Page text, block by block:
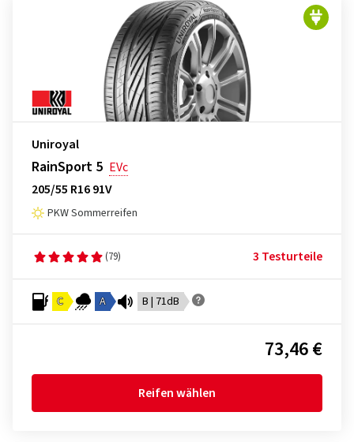
Uniroyal
RainSport 5 EVc
205/55 R16 91V
PKW Sommerreifen
(79) 3 Testurteile
C A B | 71dB
73,46 €
Reifen wählen